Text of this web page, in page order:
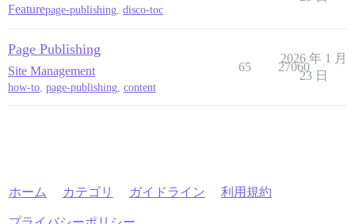
Featurepage-publishing disco-toc
Page Publishing
Site Management
how-to, page-publishing, content
65 27060
2026 年 1 月
23 日
ホーム カテゴリ ガイドライン 利用規約